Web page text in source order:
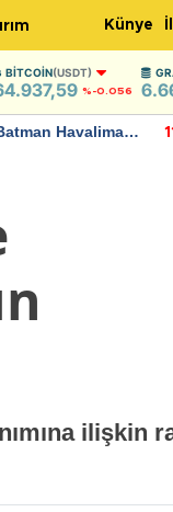
Künye
BITCOIN(USDT)
%-0.056
Havalimanı
ilişkin